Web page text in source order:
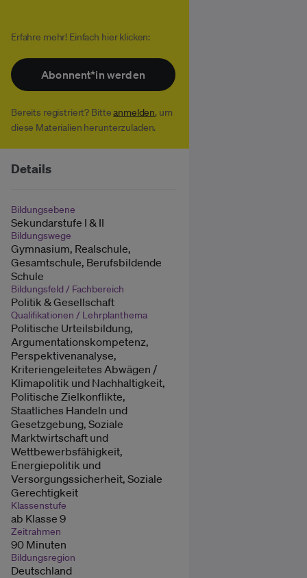
Erfahre mehr! Einfach hier klicken:
Abonnent*in werden
Bereits registriert? Bitteanmelden, um
diese Materialien herunterzuladen.
Details
Bildungsebene
Sekundarstufe I & II
Bildungswege
Gymnasium, Realschule,
Gesamtschule, Berufsbildende
Schule
Bildungsfeld / Fachbereich
Politik & Gesellschaft
Qualifikationen / Lehrplanthema
Politische Urteilsbildung,
Argumentationskompetenz,
Perspektivenanalyse,
Kriteriengeleitetes Abwägen /
Klimapolitik und Nachhaltigkeit,
Politische Zielkonflikte,
Staatliches Handeln und
Gesetzgebung, Soziale
Marktwirtschaft und
Wettbewerbsfähigkeit,
Energiepolitik und
Versorgungssicherheit, Soziale
Gerechtigkeit
Klassenstufe
ab Klasse 9
Zeitrahmen
90 Minuten
Bildungsregion
Deutschland